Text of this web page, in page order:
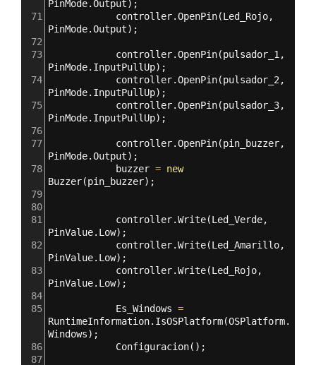
PinMode.Output );
71
controller.OpenPin(Led_Rojo
PinMode.Output);
72
73
controller.OpenPin(pulsador_1
PinMode. InputPullUp);
74
controller.OpenPin(pulsador_2
PinMode. InputPullUp);
75
controller.OpenPin(pulsador_3
PinMode. InputPullUp);
76
77
controller.OpenPin(pin_buzzer
PinMode.Output);
78
buzzer = new
Buzzer(pin_buzzer);
79
80
81
controller.Write(Led_Verde
PinValue. Low);
82
controller.Write(Led_Amarillo
PinValue. Low);
83
controller.Write(Led_Rojo
PinValue. Low);
84
85
Es_Windows =
RuntimeInformation. IsOSPlatform(OSPlatform.
Windows);
86
Configuracion();
87